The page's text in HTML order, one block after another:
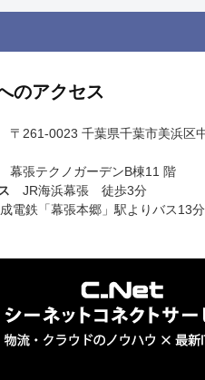
のアクセス
261-0023 千葉県千葉市美浜区
幕張テクノガーデンB棟11 階
JR海浜幕張 徒歩3分
電鉄「幕張本郷」駅よりバス13